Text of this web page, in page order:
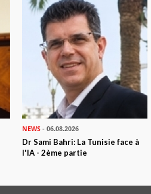
NEWS - 06.08.2026
Dr Sami Bahri: La Tunisie face à
l'IA - 2ème partie